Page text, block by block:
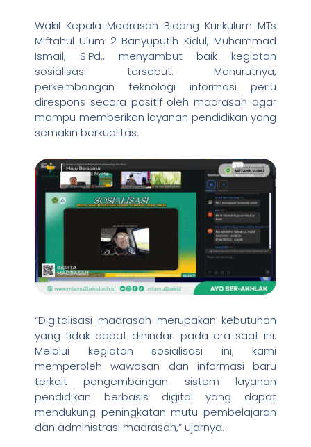
Wakil Kepala Madrasah Bidang Kurikulum MTs
Miftahul Ulum 2 Banyuputih Kidul, Muhammad
Ismail, S.Pd., menyambut baik kegiatan
sosialisasi tersebut. Menurutnya,
perkembangan teknologi informasi perlu
direspons secara positif oleh madrasah agar
mampu memberikan layanan pendidikan yang
semakin berkualitas.
“Digitalisasi madrasah merupakan kebutuhan
yang tidak dapat dihindari pada era saat ini.
Melalui kegiatan sosialisasi ini, kami
memperoleh wawasan dan informasi baru
terkait pengembangan sistem layanan
pendidikan berbasis digital yang dapat
mendukung peningkatan mutu pembelajaran
dan administrasi madrasah,” ujarnya.